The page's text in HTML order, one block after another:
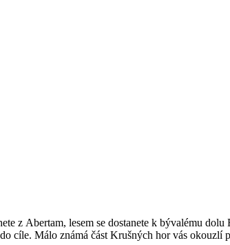
Abertam, lesem se dostanete k bývalému dolu
cíle. Málo známá část Krušných hor vás